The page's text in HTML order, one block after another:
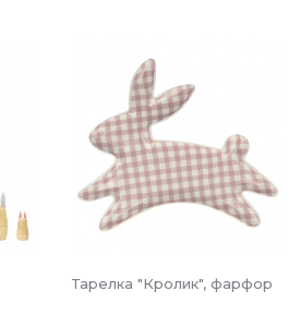
Тарелка "Кролик", фарфор